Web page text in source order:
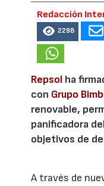
Redacción
2298
Repsol ha
con Grupo
renovable,
panificadora
objetivos de
A través de